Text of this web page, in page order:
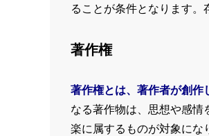
ることが条件となります。
著作権
著作権とは、著作者が創作
なる著作物は、思想や感情
楽に属するものが対象にな